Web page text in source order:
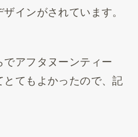
インがされています。
アフタヌーンティー
とてもよかったので、記